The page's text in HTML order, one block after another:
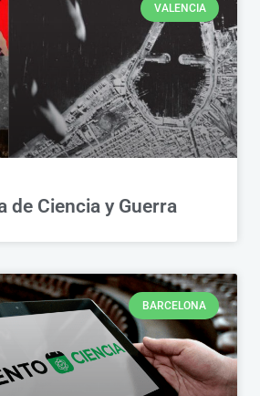
VALENCIA
de Ciencia y Guerra
BARCELONA